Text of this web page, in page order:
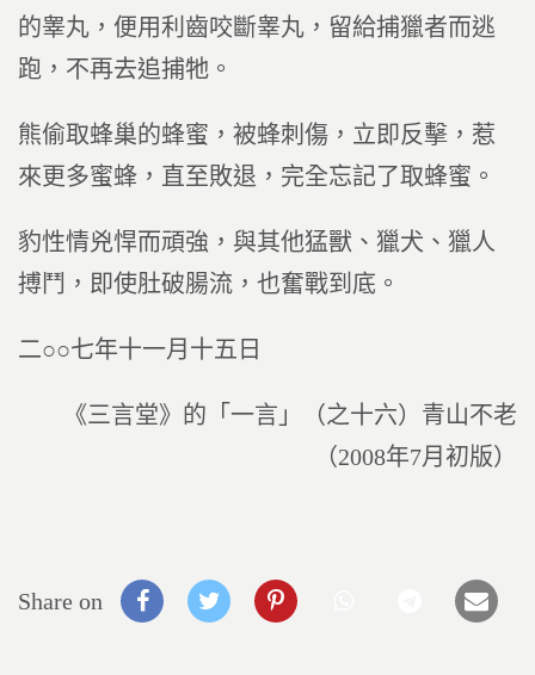
的睾丸，便用利齒咬斷睾丸，留給捕獵者而逃
跑，不再去追捕牠。
熊偷取蜂巢的蜂蜜，被蜂刺傷，立即反擊，惹
來更多蜜蜂，直至敗退，完全忘記了取蜂蜜。
豹性情兇悍而頑強，與其他猛獸、獵犬、獵人
搏鬥，即使肚破腸流，也奮戰到底。
二○○七年十一月十五日
《三言堂》的「一言」（之十六）青山不老
（2008年7月初版）
Share on